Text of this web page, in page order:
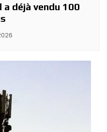
déjà vendu 100